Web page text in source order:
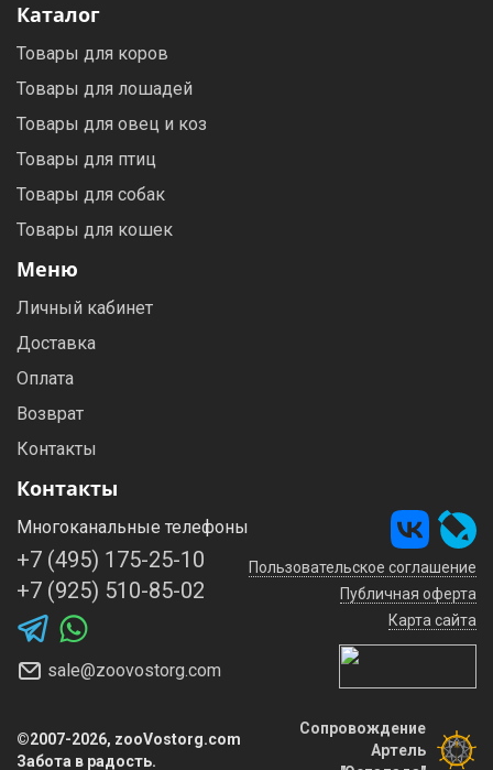
Каталог
Товары для коров
Товары для лошадей
Товары для овец и коз
Товары для птиц
Товары для собак
Товары для кошек
Меню
Личный кабинет
Доставка
Оплата
Возврат
Контакты
Контакты
Многоканальные телефоны
+7 (495) 175-25-10
+7 (925) 510-85-02
sale@zoovostorg.com
Пользовательское соглашение
Публичная оферта
Карта сайта
©2007-2026, zooVostorg.com
Забота в радость.
Сопровождение
Артель